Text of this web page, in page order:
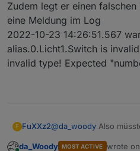
ergebniss:
Zudem legt er einen
eine Meldung im Log
2022-10-23 14:26:51.567
alias.0.Licht1.Switch is
invalid type! Expected
F FuXXz2@da_woody Also
dass er direkt in einem
Übrigens erstellt er
da_Woody MOST ACTIVE wrote on